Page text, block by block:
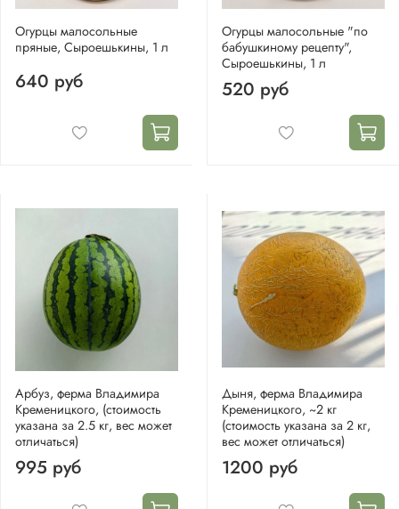
Огурцы малосольные
пряные, Сыроешькины, 1 л
640 руб
Огурцы малосольные "по
бабушкиному рецепту",
Сыроешькины, 1 л
520 руб
Арбуз, ферма Владимира
Кременицкого, (стоимость
указана за 2.5 кг, вес может
отличаться)
995 руб
Дыня, ферма Владимира
Кременицкого, ~2 кг
(стоимость указана за 2 кг,
вес может отличаться)
1200 руб